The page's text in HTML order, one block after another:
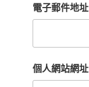
電子郵件地址
個人網站網址